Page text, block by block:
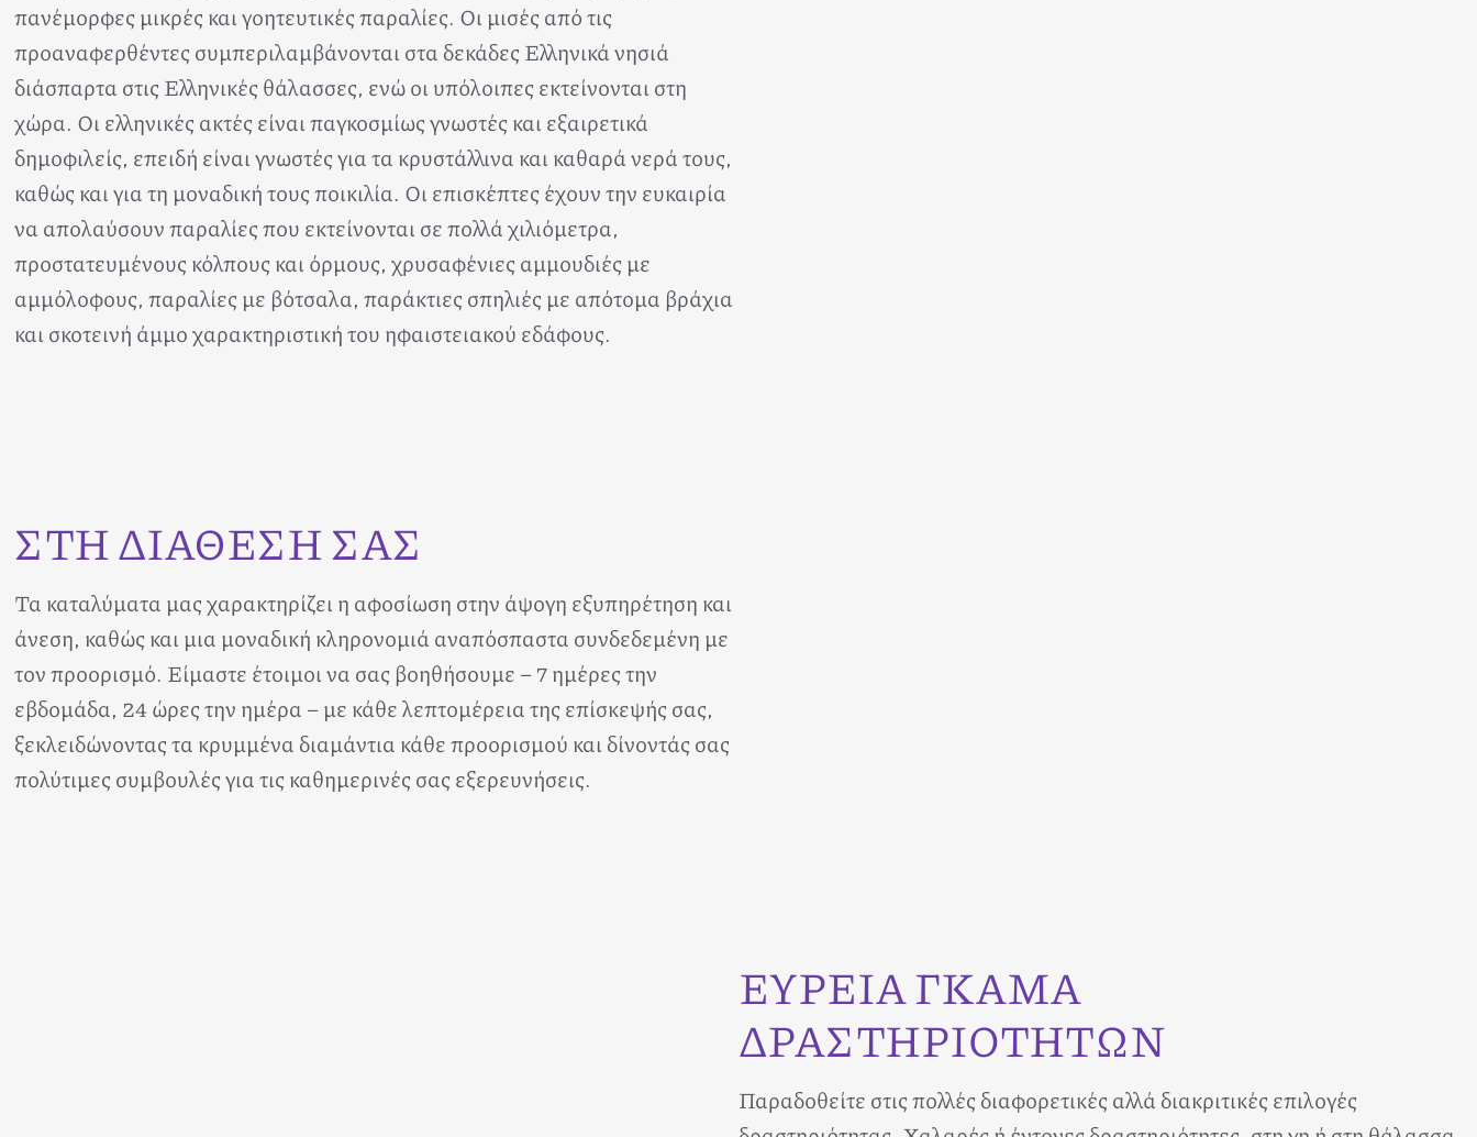
πανέμορφες μικρές και γοητευτικές παραλίες. Οι μισές από τις
προαναφερθέντες συμπεριλαμβάνονται στα δεκάδες Ελληνικά νησιά
διάσπαρτα στις Ελληνικές θάλασσες, ενώ οι υπόλοιπες εκτείνονται στη
χώρα. Οι ελληνικές ακτές είναι παγκοσμίως γνωστές και εξαιρετικά
δημοφιλείς, επειδή είναι γνωστές για τα κρυστάλλινα και καθαρά νερά τους,
καθώς και για τη μοναδική τους ποικιλία. Οι επισκέπτες έχουν την ευκαιρία
να απολαύσουν παραλίες που εκτείνονται σε πολλά χιλιόμετρα,
προστατευμένους κόλπους και όρμους, χρυσαφένιες αμμουδιές με
αμμόλοφους, παραλίες με βότσαλα, παράκτιες σπηλιές με απότομα βράχια
και σκοτεινή άμμο χαρακτηριστική του ηφαιστειακού εδάφους.
ΣΤΗ ΔΙΑΘΕΣΗ ΣΑΣ
Τα καταλύματα μας χαρακτηρίζει η αφοσίωση στην άψογη εξυπηρέτηση και
άνεση, καθώς και μια μοναδική κληρονομιά αναπόσπαστα συνδεδεμένη με
τον προορισμό. Είμαστε έτοιμοι να σας βοηθήσουμε – 7 ημέρες την
εβδομάδα, 24 ώρες την ημέρα – με κάθε λεπτομέρεια της επίσκεψής σας,
ξεκλειδώνοντας τα κρυμμένα διαμάντια κάθε προορισμού και δίνοντάς σας
πολύτιμες συμβουλές για τις καθημερινές σας εξερευνήσεις.
ΕΥΡΕΙΑ ΓΚΑΜΑ
ΔΡΑΣΤΗΡΙΟΤΗΤΩΝ
Παραδοθείτε στις πολλές διαφορετικές αλλά διακριτικές επιλογές